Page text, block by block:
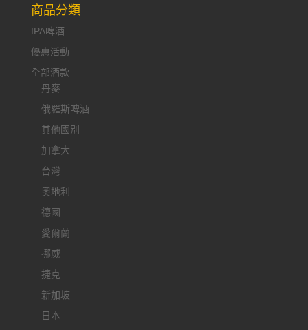
商品分類
IPA啤酒
優惠活動
全部酒款
丹麥
俄羅斯啤酒
其他國別
加拿大
台灣
奧地利
德國
愛爾蘭
挪威
捷克
新加坡
日本